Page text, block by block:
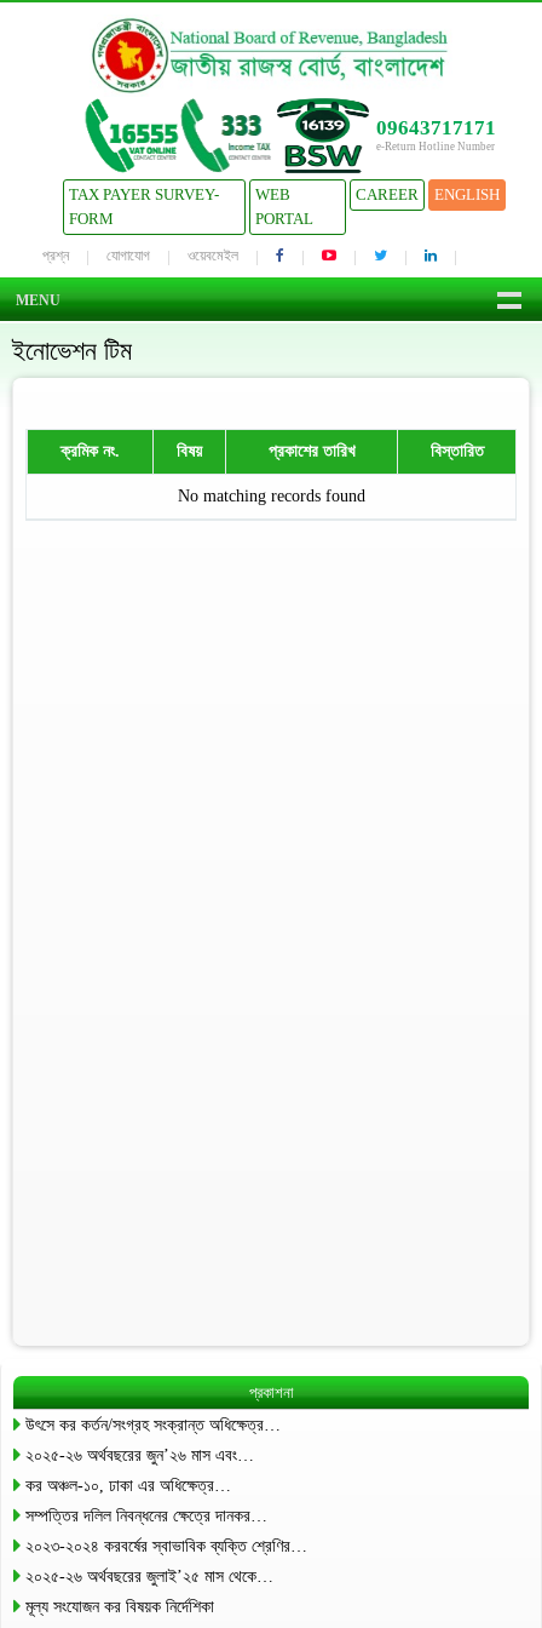
09643717171
e-Return Hotline Number
TAX PAYER SURVEY-
FORM
WEB
PORTAL
CAREER ENGLISH
প্রশ্ন যোগাযোগ ওয়েবমেইল
MENU
ইনোভেশন টিম
ক্রমিক নং. বিষয় প্রকাশের তারিখ বিস্তারিত
No matching records found
প্রকাশনা
উৎসে কর কর্তন/সংগ্রহ সংক্রান্ত অধিক্ষেত্র…
২০২৫-২৬ অর্থবছরের জুন’২৬ মাস এবং…
কর অঞ্চল-১০, ঢাকা এর অধিক্ষেত্র…
সম্পত্তির দলিল নিবন্ধনের ক্ষেত্রে দানকর…
২০২৩-২০২৪ করবর্ষের স্বাভাবিক ব্যক্তি শ্রেণির…
২০২৫-২৬ অর্থবছরের জুলাই’২৫ মাস থেকে…
মূল্য সংযোজন কর বিষয়ক নির্দেশিকা